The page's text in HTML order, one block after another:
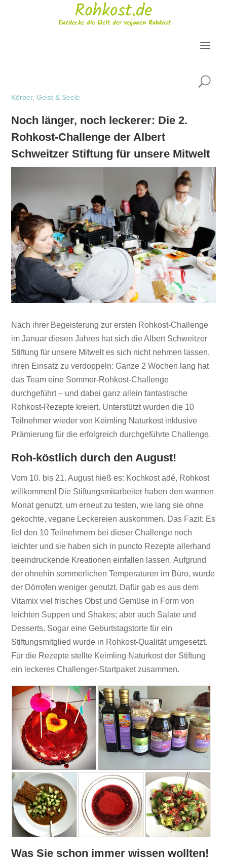
U
Körper, Geist & Seele
Noch länger, noch leckerer: Die 2.
Rohkost-Challenge der Albert
Schweitzer Stiftung für unsere Mitwelt
Nach ihrer Begeisterung zur ersten Rohkost-Challenge
im Januar diesen Jahres hat sich die Albert Schweitzer
Stiftung für unsere Mitwelt es sich nicht nehmen lassen,
ihren Einsatz zu verdoppeln: Ganze 2 Wochen lang hat
das Team eine Sommer-Rohkost-Challenge
durchgeführt – und dabei ganz allein fantastische
Rohkost-Rezepte kreiert. Unterstützt wurden die 10
Teilnehmer wieder von Keimling Naturkost inklusive
Prämierung für die erfolgreich durchgeführte Challenge.
Roh-köstlich durch den August!
Vom 10. bis 21. August hieß es: Kochkost adé, Rohkost
willkommen! Die Stiftungsmitarbeiter haben den warmen
Monat genutzt, um erneut zu testen, wie lang sie ohne
gekochte, vegane Leckereien auskommen. Das Fazit: Es
fiel den 10 Teilnehmern bei dieser Challenge noch
leichter und sie haben sich in puncto Rezepte allerhand
beeindruckende Kreationen einfallen lassen. Aufgrund
der ohnehin sommerlichen Temperaturen im Büro, wurde
der Dörrofen weniger genutzt. Dafür gab es aus dem
Vitamix viel frisches Obst und Gemüse in Form von
leichten Suppen und Shakes; aber auch Salate und
Desserts. Sogar eine Geburtstagstorte für ein
Stiftungsmitglied wurde in Rohkost-Qualität umgesetzt.
Für die Rezepte stellte Keimling Naturkost der Stiftung
ein leckeres Challenger-Startpaket zusammen.
Was Sie schon immer wissen wollten!